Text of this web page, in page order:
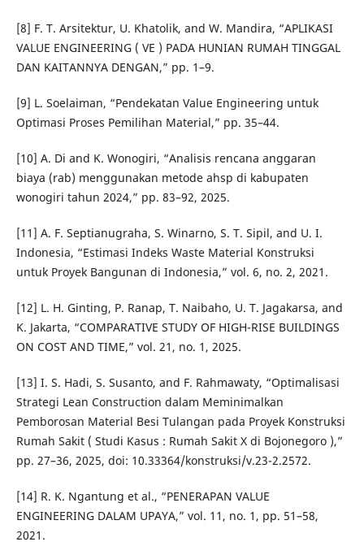
[8] F. T. Arsitektur, U. Khatolik, and W. Mandira, “APLIKASI
VALUE ENGINEERING ( VE ) PADA HUNIAN RUMAH TINGGAL
DAN KAITANNYA DENGAN,” pp. 1–9.
[9] L. Soelaiman, “Pendekatan Value Engineering untuk
Optimasi Proses Pemilihan Material,” pp. 35–44.
[10] A. Di and K. Wonogiri, “Analisis rencana anggaran
biaya (rab) menggunakan metode ahsp di kabupaten
wonogiri tahun 2024,” pp. 83–92, 2025.
[11] A. F. Septianugraha, S. Winarno, S. T. Sipil, and U. I.
Indonesia, “Estimasi Indeks Waste Material Konstruksi
untuk Proyek Bangunan di Indonesia,” vol. 6, no. 2, 2021.
[12] L. H. Ginting, P. Ranap, T. Naibaho, U. T. Jagakarsa, and
K. Jakarta, “COMPARATIVE STUDY OF HIGH-RISE BUILDINGS
ON COST AND TIME,” vol. 21, no. 1, 2025.
[13] I. S. Hadi, S. Susanto, and F. Rahmawaty, “Optimalisasi
Strategi Lean Construction dalam Meminimalkan
Pemborosan Material Besi Tulangan pada Proyek Konstruksi
Rumah Sakit ( Studi Kasus : Rumah Sakit X di Bojonegoro ),”
pp. 27–36, 2025, doi: 10.33364/konstruksi/v.23-2.2572.
[14] R. K. Ngantung et al., “PENERAPAN VALUE
ENGINEERING DALAM UPAYA,” vol. 11, no. 1, pp. 51–58,
2021.